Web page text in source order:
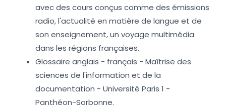
avec des cours conçus comme des émissions
radio, l'actualité en matière de langue et de
son enseignement, un voyage multimédia
dans les régions françaises.
Glossaire anglais - français - Maîtrise des
sciences de l'information et de la
documentation - Université Paris 1 -
Panthéon-Sorbonne.